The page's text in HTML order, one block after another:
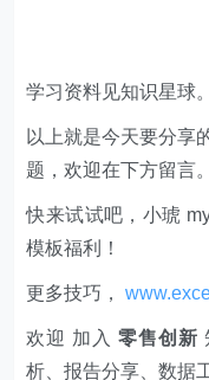
学习资料见知识星球。
以上就是今天要分享
题，欢迎在下方留言。
快来试试吧，小琥
模板福利​​​​！
更多技巧，
欢迎 加入 零售创新
析、报告分享、数据